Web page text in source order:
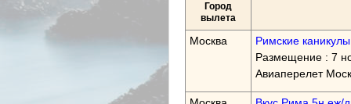
Город
вылета
Москва
Римские
Размещение : 7
Авиаперелет